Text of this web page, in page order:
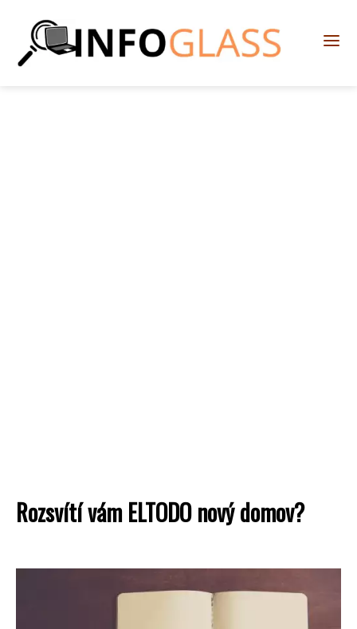
Rozsvítí vám ELTODO nový domov?